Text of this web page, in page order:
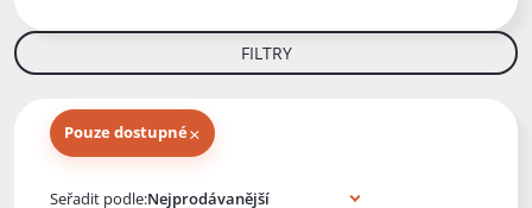
FILTRY
Pouze dostupné×
Seřadit podle: